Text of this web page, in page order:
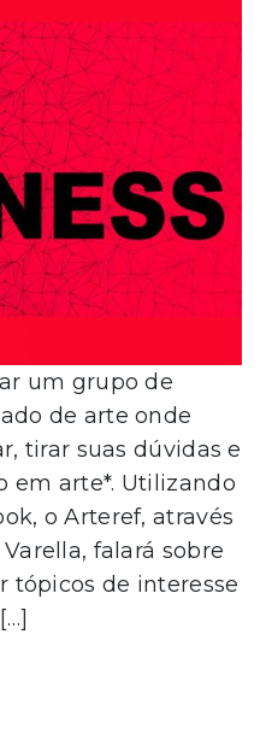
um grupo de
de arte onde
tirar suas dúvidas e
em arte*. Utilizando
o Arteref, através
falará sobre
tópicos de interesse